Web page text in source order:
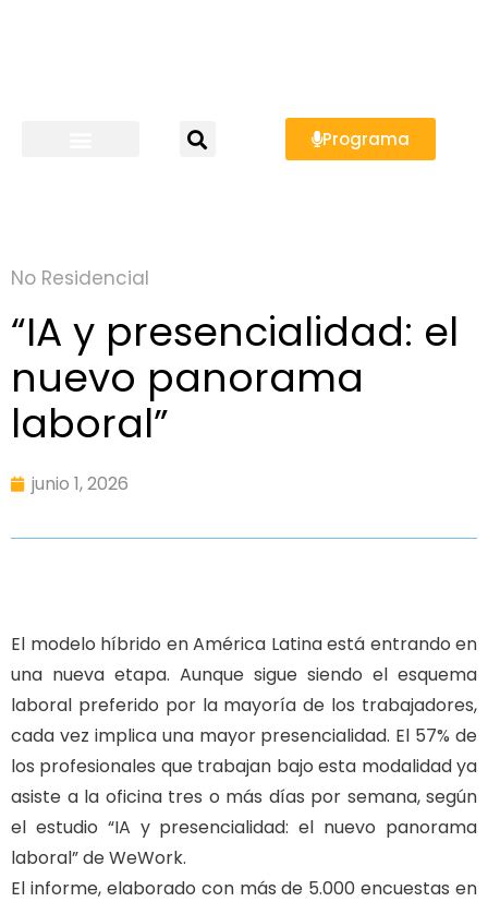
Programa
No Residencial
“IA y presencialidad: el
nuevo panorama
laboral”
junio 1, 2026
El modelo híbrido en América Latina está entrando en
una nueva etapa. Aunque sigue siendo el esquema
laboral preferido por la mayoría de los trabajadores,
cada vez implica una mayor presencialidad. El 57% de
los profesionales que trabajan bajo esta modalidad ya
asiste a la oficina tres o más días por semana, según
el estudio “IA y presencialidad: el nuevo panorama
laboral” de WeWork.
El informe, elaborado con más de 5.000 encuestas en